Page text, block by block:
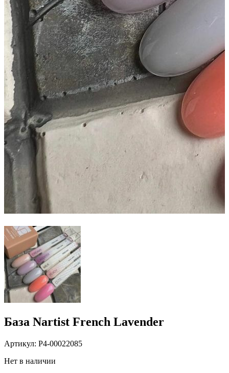
База Nartist French Lavender
Артикул: P4-00022085
Нет в наличии